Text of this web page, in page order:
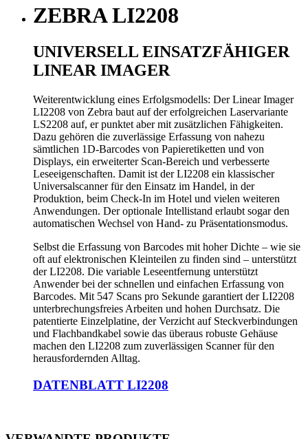
ZEBRA LI2208
UNIVERSELL EINSATZFÄHIGER
LINEAR IMAGER
Weiterentwicklung eines Erfolgsmodells: Der Linear Imager
LI2208 von Zebra baut auf der erfolgreichen Laservariante
LS2208 auf, er punktet aber mit zusätzlichen Fähigkeiten.
Dazu gehören die zuverlässige Erfassung von nahezu
sämtlichen 1D-Barcodes von Papieretiketten und von
Displays, ein erweiterter Scan-Bereich und verbesserte
Leseeigenschaften. Damit ist der LI2208 ein klassischer
Universalscanner für den Einsatz im Handel, in der
Produktion, beim Check-In im Hotel und vielen weiteren
Anwendungen. Der optionale Intellistand erlaubt sogar den
automatischen Wechsel von Hand- zu Präsentationsmodus.
Selbst die Erfassung von Barcodes mit hoher Dichte – wie sie
oft auf elektronischen Kleinteilen zu finden sind – unterstützt
der LI2208. Die variable Leseentfernung unterstützt
Anwender bei der schnellen und einfachen Erfassung von
Barcodes. Mit 547 Scans pro Sekunde garantiert der LI2208
unterbrechungsfreies Arbeiten und hohen Durchsatz. Die
patentierte Einzelplatine, der Verzicht auf Steckverbindungen
und Flachbandkabel sowie das überaus robuste Gehäuse
machen den LI2208 zum zuverlässigen Scanner für den
herausfordernden Alltag.
DATENBLATT LI2208